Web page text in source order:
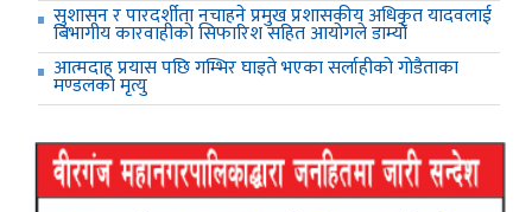
सुशासन र पारदर्शीता नचाहने प्रमुख प्रशासकीय अधिकृत यादवलाई
बिभागीय कारवाहीको सिफारिश सहित आयोगले डाम्यो
आत्मदाह प्रयास पछि गम्भिर घाइते भएका सर्लाहीको गोडैताका
मण्डलको मृत्यु